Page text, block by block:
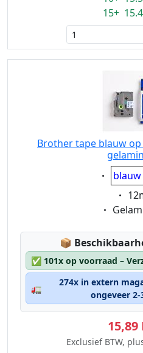
15+
Brother tape blauw op
📦 Lagerstatus:
✅ 101x op voorraad –
🚛
274x in extern
ongeveer
15,89
Exclusief BTW,